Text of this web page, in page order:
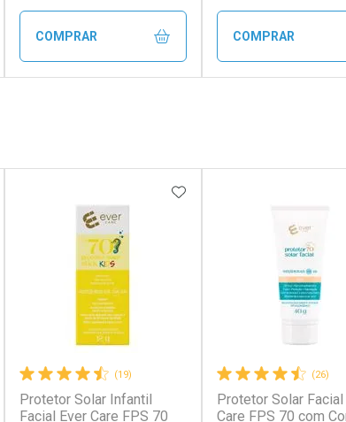
COMPRAR
Ativar Desconto
COMPRAR
Ativar Desconto
AOS FAVORITOS
(19)
Protetor Solar Infantil
Facial Ever Care FPS 70
ADICIONAR AOS
(26)
Protetor Solar Facial
Care FPS 70 com